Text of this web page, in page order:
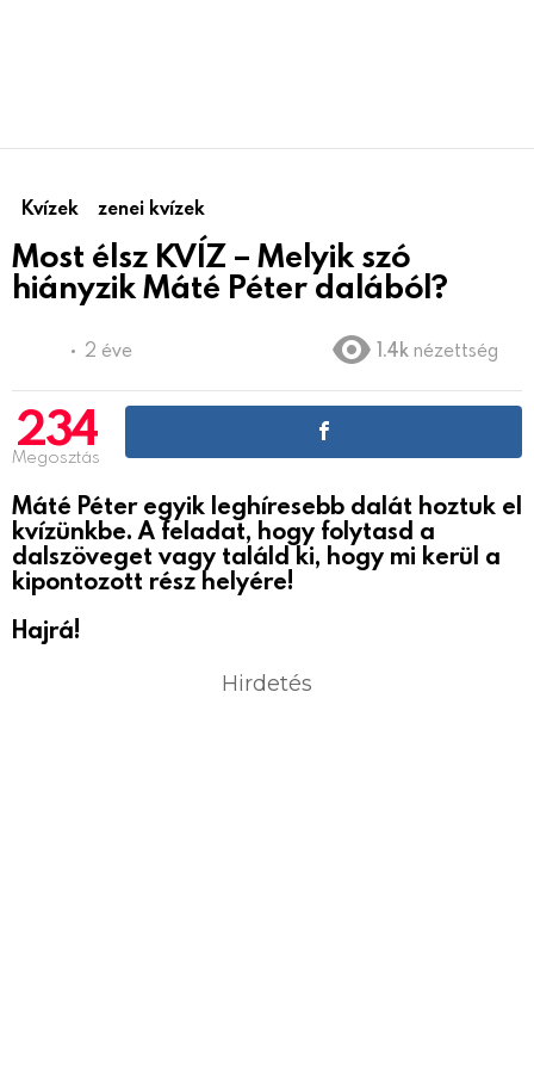
Kvízek zenei kvízek
Most élsz KVÍZ – Melyik szó
hiányzik Máté Péter dalából?
2 éve 1.4k nézettség
234
Megosztás
Máté Péter egyik leghíresebb dalát hoztuk el
kvízünkbe. A feladat, hogy folytasd a
dalszöveget vagy találd ki, hogy mi kerül a
kipontozott rész helyére!
Hajrá!
Hirdetés